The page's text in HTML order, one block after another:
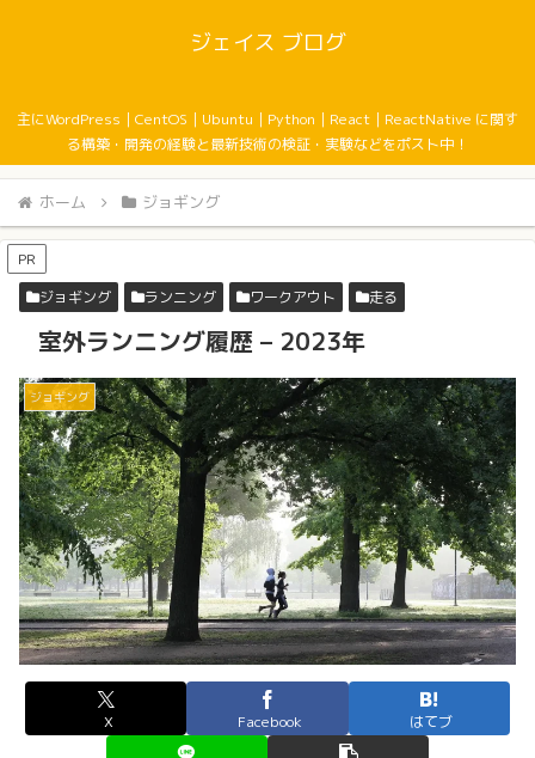
ジェイス ブログ
主にWordPress｜CentOS｜Ubuntu｜Python｜React｜ReactNative に関す
る構築・開発の経験と最新技術の検証・実験などをポスト中！
ホーム ジョギング
PR
ジョギング
ランニング ワークアウト 走る
室外ランニング履歴 – 2023年
ジョギング
X Facebook はてブ